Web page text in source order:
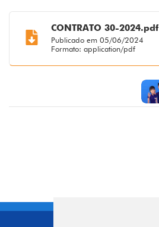
CONTRATO 30-2024.pdf
Publicado em 05/06/2024
Formato: application/pdf